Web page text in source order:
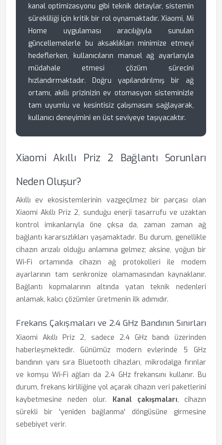
kanal optimizasyonu gibi teknik detaylar, sistemin
sürekliliği için kritik bir rol oynamaktadır. Xiaomi, Mi
Home uygulaması aracılığıyla sunulan
güncellemelerle bu aksaklıkları minimize etmeyi
hedeflerken, kullanıcıların manuel ağ ayarlarıyla
müdahale etmesi çözüm sürecini
hızlandırmaktadır. Doğru yapılandırılmış bir ağ
ortamı, akıllı prizinizin ev otomasyon sisteminizle
tam uyumlu ve kesintisiz çalışmasını sağlayarak,
kullanıcı deneyimini en üst seviyeye taşıyacaktır.
Xiaomi Akıllı Priz 2 Bağlantı Sorunları
Neden Oluşur?
Akıllı ev ekosistemlerinin vazgeçilmez bir parçası olan
Xiaomi Akıllı Priz 2, sunduğu enerji tasarrufu ve uzaktan
kontrol imkanlarıyla öne çıksa da, zaman zaman ağ
bağlantı kararsızlıkları yaşamaktadır. Bu durum, genellikle
cihazın arızalı olduğu anlamına gelmez; aksine, yoğun bir
Wi-Fi ortamında cihazın ağ protokolleri ile modem
ayarlarının tam senkronize olamamasından kaynaklanır.
Bağlantı kopmalarının altında yatan teknik nedenleri
anlamak, kalıcı çözümler üretmenin ilk adımıdır.
Frekans Çakışmaları ve 2.4 GHz Bandının Sınırları
Xiaomi Akıllı Priz 2, sadece 2.4 GHz bandı üzerinden
haberleşmektedir. Günümüz modern evlerinde 5 GHz
bandının yanı sıra Bluetooth cihazları, mikrodalga fırınlar
ve komşu Wi-Fi ağları da 2.4 GHz frekansını kullanır. Bu
durum, frekans kirliliğine yol açarak cihazın veri paketlerini
kaybetmesine neden olur. Kanal çakışmaları, cihazın
sürekli bir 'yeniden bağlanma' döngüsüne girmesine
sebebiyet verir.